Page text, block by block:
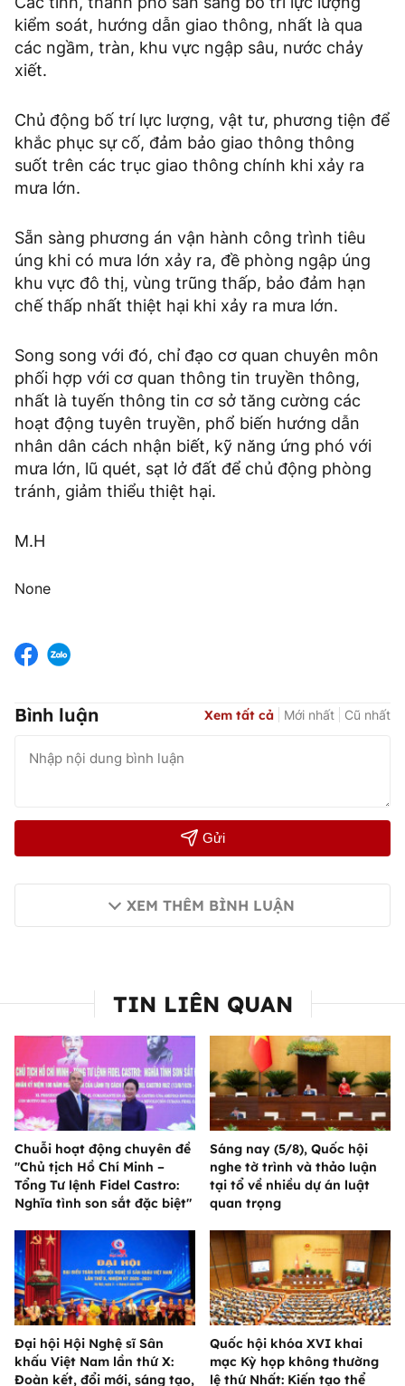
kiểm soát, hướng dẫn giao thông, nhất là qua
các ngầm, tràn, khu vực ngập sâu, nước chảy
xiết.
Chủ động bố trí lực lượng, vật tư, phương tiện để
khắc phục sự cố, đảm bảo giao thông thông
suốt trên các trục giao thông chính khi xảy ra
mưa lớn.
Sẵn sàng phương án vận hành công trình tiêu
úng khi có mưa lớn xảy ra, đề phòng ngập úng
khu vực đô thị, vùng trũng thấp, bảo đảm hạn
chế thấp nhất thiệt hại khi xảy ra mưa lớn.
Song song với đó, chỉ đạo cơ quan chuyên môn
phối hợp với cơ quan thông tin truyền thông,
nhất là tuyến thông tin cơ sở tăng cường các
hoạt động tuyên truyền, phổ biến hướng dẫn
nhân dân cách nhận biết, kỹ năng ứng phó với
mưa lớn, lũ quét, sạt lở đất để chủ động phòng
tránh, giảm thiểu thiệt hại.
M.H
None
Bình luận Xem tất cả Mới nhất Cũ nhất
Gửi
XEM THÊM BÌNH LUẬN
TIN LIÊN QUAN
Chuỗi hoạt động chuyên đề
"Chủ tịch Hồ Chí Minh –
Tổng Tư lệnh Fidel Castro:
Nghĩa tình son sắt đặc biệt"
Sáng nay (5/8), Quốc hội
nghe tờ trình và thảo luận
tại tổ về nhiều dự án luật
quan trọng
Đại hội Hội Nghệ sĩ Sân
khấu Việt Nam lần thứ X:
Đoàn kết, đổi mới, sáng tạo,
Quốc hội khóa XVI khai
mạc Kỳ họp không thường
lệ thứ Nhất: Kiến tạo thể